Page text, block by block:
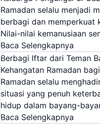
Ramadan selalu menjadi
berbagi dan memperkuat
Nilai-nilai kemanusiaan
Baca Selengkapnya
Berbagi Iftar dari Teman
Kehangatan Ramadan
Ramadan selalu
situasi yang penuh
hidup dalam bayang-
Baca Selengkapnya